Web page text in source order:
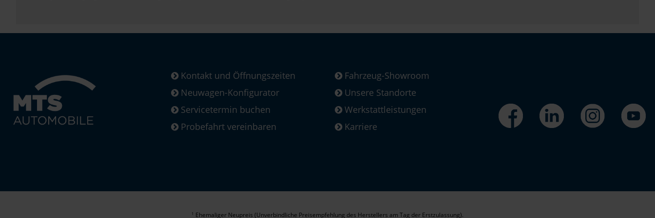
Kontakt und Öffnungszeiten
Neuwagen-Konfigurator
Servicetermin buchen
Probefahrt vereinbaren
Fahrzeug-Showroom
Unsere Standorte
Werkstattleistungen
Karriere
1 Ehemaliger Neupreis (Unverbindliche Preisempfehlung des Herstellers am Tag der Erstzulassung).